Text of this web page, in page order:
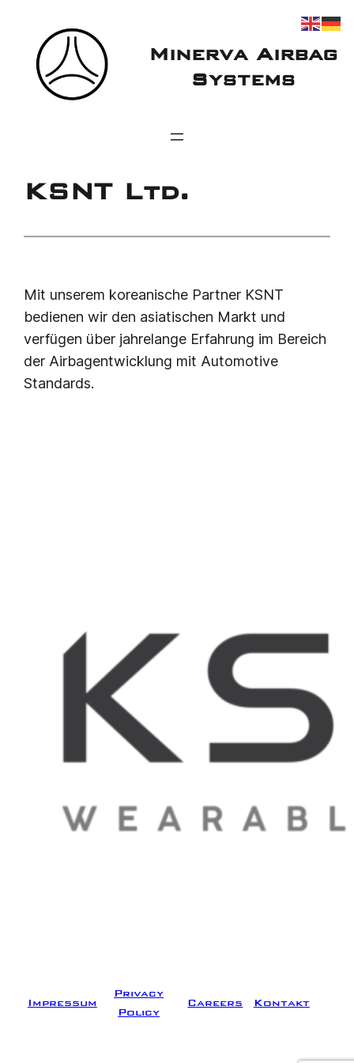
springen
Minerva Airbag
Systems
KSNT Ltd.
Mit unserem koreanische Partner KSNT
bedienen wir den asiatischen Markt und
verfügen über jahrelange Erfahrung im Bereich
der Airbagentwicklung mit Automotive
Standards.
Impressum
Privacy
Policy
Careers Kontakt